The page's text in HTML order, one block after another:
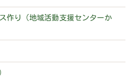
作り（地域活動支援センターか